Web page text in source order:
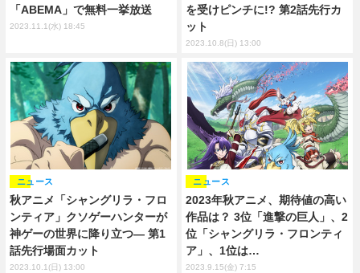
「ABEMA」で無料一挙放送
2023.11.1(水) 18:45
を受けピンチに!? 第2話先行カ
ット
2023.10.8(日) 13:00
秋アニメ「シャングリラ・フロ
ンティア」クソゲーハンターが
神ゲーの世界に降り立つ― 第1
話先行場面カット
ニュース
2023.10.1(日) 13:00
2023年秋アニメ、期待値の高い
作品は？ 3位「進撃の巨人」、2
位「シャングリラ・フロンティ
ア」、1位は…
ニュース
2023.9.15(金) 7:15